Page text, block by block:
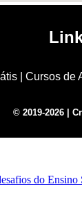
Cursos de
© 2019-2026 |
do Ensino